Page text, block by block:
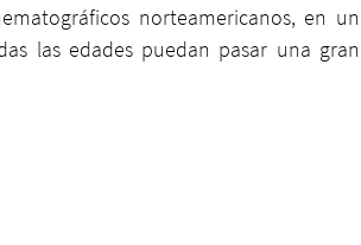
norteamericanos, en un
las edades puedan pasar una gran